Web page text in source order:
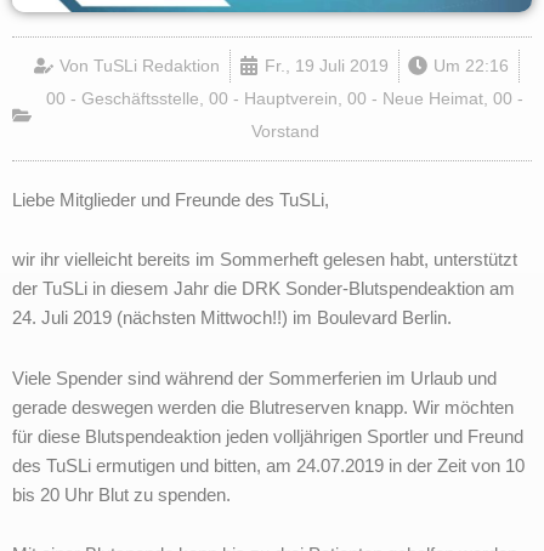
Von TuSLi Redaktion Fr., 19 Juli 2019 Um 22:16
00 - Geschäftsstelle 00 - Hauptverein 00 - Neue Heimat 00 -
Vorstand
Liebe Mitglieder und Freunde des TuSLi,
wir ihr vielleicht bereits im Sommerheft gelesen habt, unterstützt
der TuSLi in diesem Jahr die DRK Sonder-Blutspendeaktion am
24. Juli 2019 (nächsten Mittwoch!!) im Boulevard Berlin.
Viele Spender sind während der Sommerferien im Urlaub und
gerade deswegen werden die Blutreserven knapp. Wir möchten
für diese Blutspendeaktion jeden volljährigen Sportler und Freund
des TuSLi ermutigen und bitten, am 24.07.2019 in der Zeit von 10
bis 20 Uhr Blut zu spenden.